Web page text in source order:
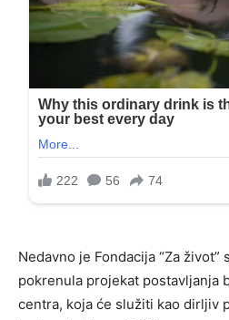
Nedavno je Fondacija “Za
pokrenula projekat postavljanja
centra, koja će služiti kao dirljiv